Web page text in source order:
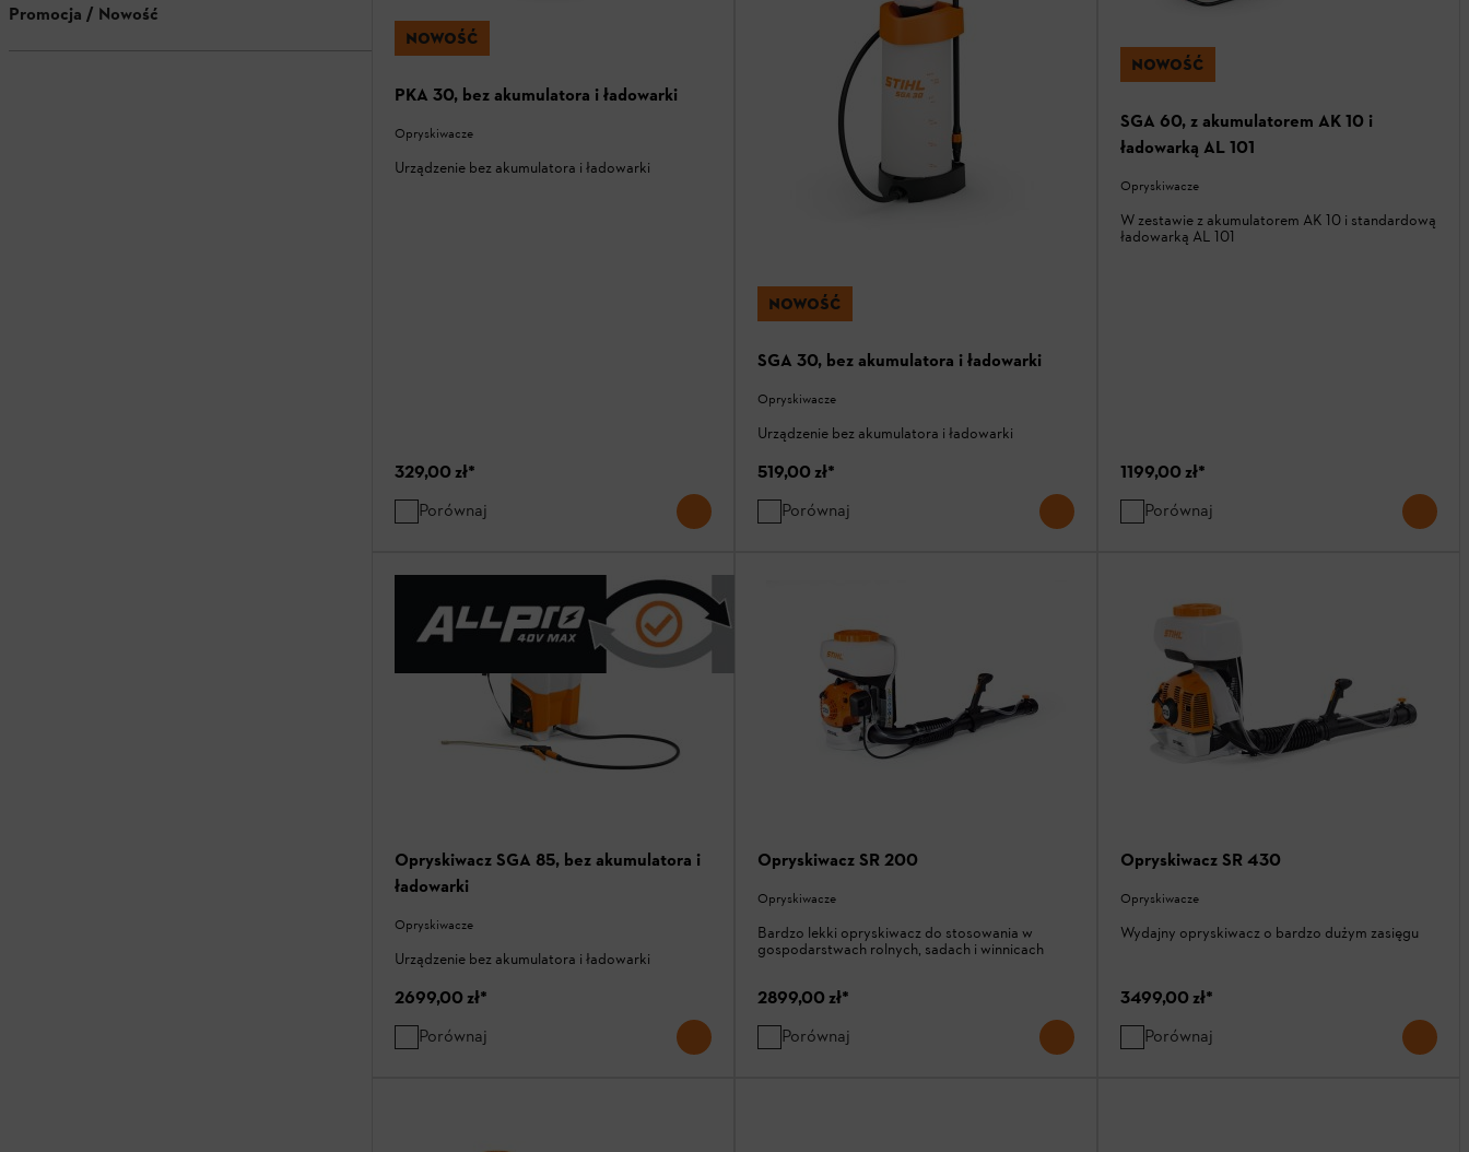
Promocja / Nowość
NOWOŚĆ
PKA 30, bez akumulatora i ładowarki
Opryskiwacze
Urządzenie bez akumulatora i ładowarki
329,00 zł*
Porównaj
NOWOŚĆ
SGA 30, bez akumulatora i ładowarki
Opryskiwacze
Urządzenie bez akumulatora i ładowarki
519,00 zł*
Porównaj
NOWOŚĆ
SGA 60, z akumulatorem AK 10 i
ładowarką AL 101
Opryskiwacze
W zestawie z akumulatorem AK 10 i standardową
ładowarką AL 101
1199,00 zł*
Porównaj
Opryskiwacz SGA 85, bez akumulatora i
ładowarki
Opryskiwacze
Urządzenie bez akumulatora i ładowarki
2699,00 zł*
Porównaj
Opryskiwacz SR 200
Opryskiwacze
Bardzo lekki opryskiwacz do stosowania w
gospodarstwach rolnych, sadach i winnicach
2899,00 zł*
Porównaj
Opryskiwacz SR 430
Opryskiwacze
Wydajny opryskiwacz o bardzo dużym zasięgu
3499,00 zł*
Porównaj